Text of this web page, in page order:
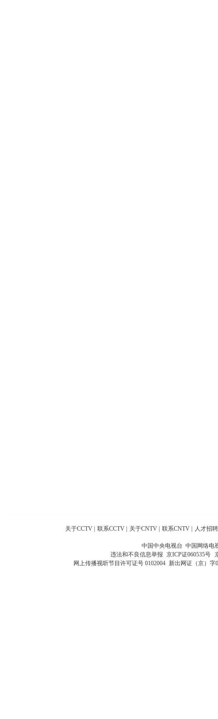
关于CCTV 联系CCTV 关于CNTV 联系CNTV 人才招聘
中国中央电视台 中国网络电
违法和不良信息举报 京ICP证060535号
网上传播视听节目许可证号 0102004 新出网证（京）